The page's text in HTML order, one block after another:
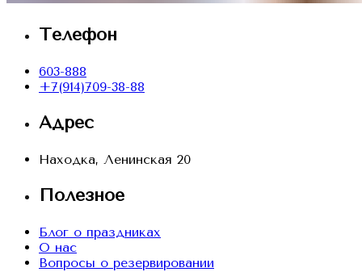
Телефон
603-888
+7(914)709-38-88
Адрес
Находка, Ленинская 20
Полезное
Блог о праздниках
О нас
Вопросы о резервировании